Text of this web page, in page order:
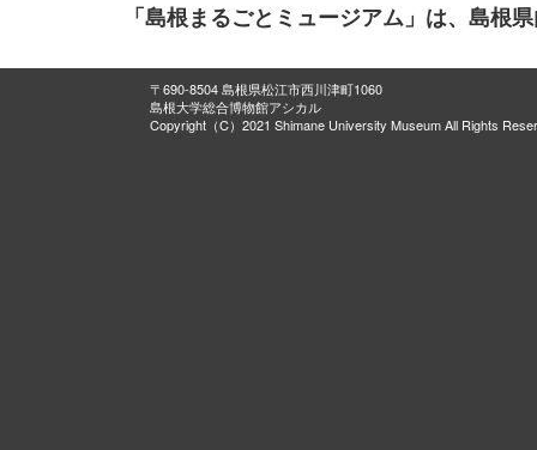
「島根まるごとミュージアム」は、島根
〒690-8504 島根県松江市西川津町1060
島根大学総合博物館アシカル
Copyright（C）2021 Shimane University Museum All Rights